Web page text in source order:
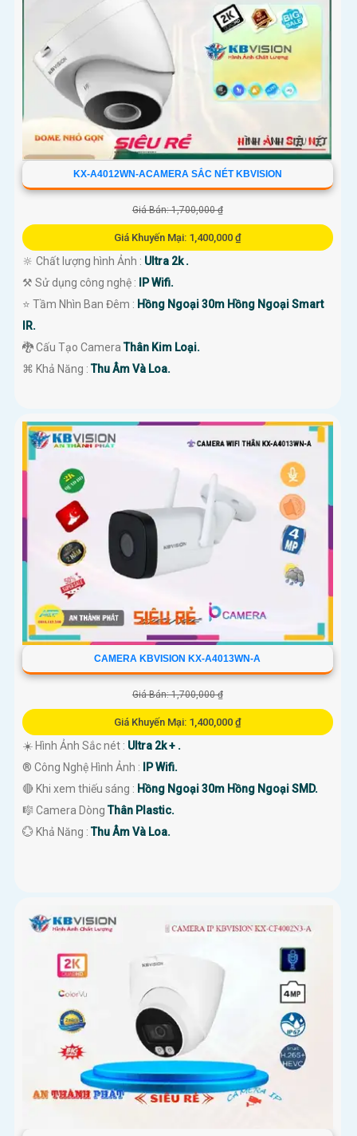
KX-A4012WN-ACAMERA SẮC NÉT KBVISION
Giá Bán: 1,700,000 ₫
Giá Khuyến Mại: 1,400,000 ₫
🔆 Chất lượng hình Ảnh : Ultra 2k .
⚒ Sử dụng công nghệ :
IP Wifi.
⭐ Tầm Nhìn Ban Đêm : Hồng Ngoại 30m Hồng Ngoại Smart
IR.
🐉️ Cấu Tạo CameraThân Kim Loại.
️⌘ Khả Năng :Thu Âm Và Loa.
CAMERA KBVISION KX-A4013WN-A
Giá Bán: 1,700,000 ₫
Giá Khuyến Mại: 1,400,000 ₫
☀️ Hình Ảnh Sắc nét : Ultra 2k + .
®️ Công Nghệ Hình Ảnh :
IP Wifi.
🔴 Khi xem thiếu sáng : Hồng Ngoại 30m Hồng Ngoại SMD.
🎼️ Camera DòngThân Plastic.
️💮 Khả Năng :Thu Âm Và Loa.